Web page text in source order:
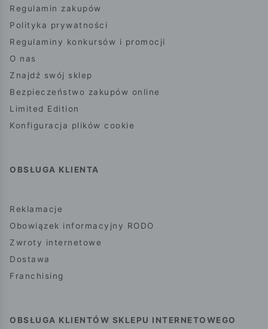
Regulamin zakupów
Polityka prywatności
Regulaminy konkursów i promocji
O nas
Znajdź swój sklep
Bezpieczeństwo zakupów online
Limited Edition
Konfiguracja plików cookie
OBSŁUGA KLIENTA
Reklamacje
Obowiązek informacyjny RODO
Zwroty internetowe
Dostawa
Franchising
OBSŁUGA KLIENTÓW SKLEPU INTERNETOWEGO